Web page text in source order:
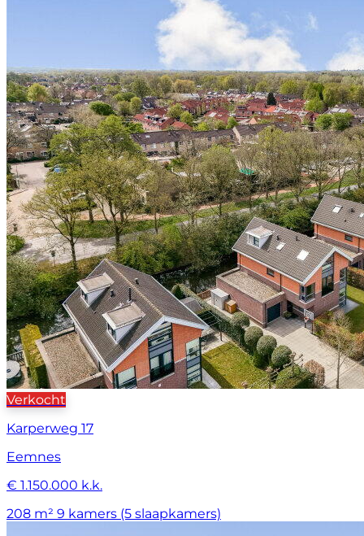
Verkocht
Karperweg 17
Eemnes
€ 1.150.000 k.k.
208 m² 9 kamers (5 slaapkamers)